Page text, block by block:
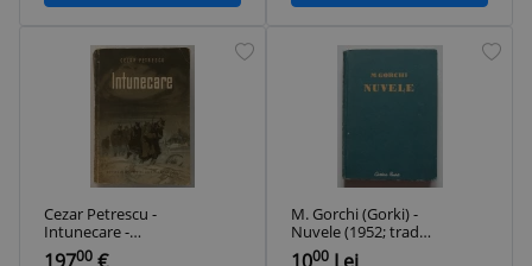
Cezar Petrescu -
Intunecare -
autograf dedicatie -
00
M. Gorchi (Gorki) -
Nuvele (1952; trad.
Cezar Petrescu și
00